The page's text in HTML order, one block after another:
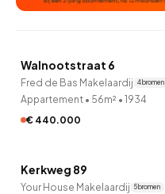
Onder bod
Walnootstraat 6
Fred de Bas Makelaardij 4 bronnen
Appartement • 56m² • 1934
€ 440.000
10 uur geleden ontdekt
Kerkweg 89
Your House Makelaardij 5 bronnen